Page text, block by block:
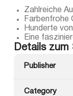
Zahlreiche
Farbenfrohe
Hunderte
Eine
Details zum
Publisher
Category